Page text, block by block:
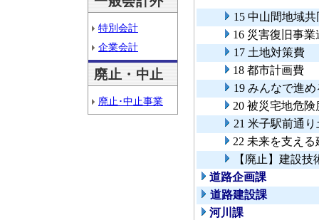
特別会計
企業会計
廃止・中止
廃止･中止事業
15 中山間地域
16 災害復旧事
17 土地対策費
18 都市計画費
19 みんなで進
20 被災宅地危
21 米子駅前通
22 未来を支え
【廃止】建設
道路企画課
道路建設課
河川課